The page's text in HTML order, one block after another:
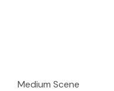
Medium Scene